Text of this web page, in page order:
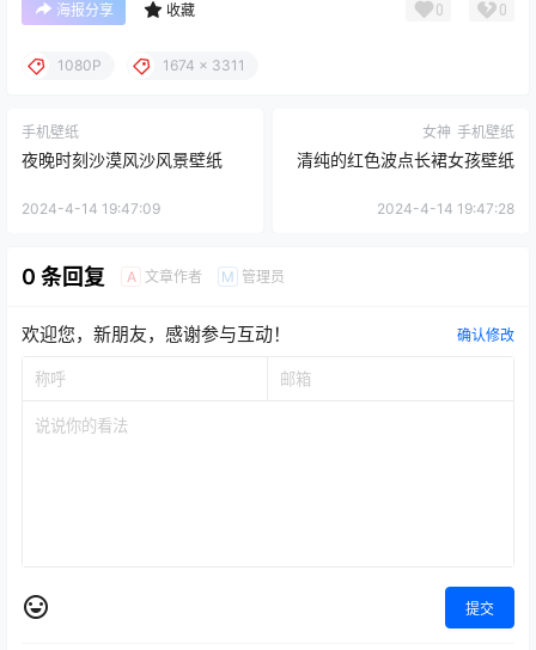
海报分享 收藏 0 0
1080P 1674 x 3311
手机壁纸
夜晚时刻沙漠风沙风景壁纸
2024-4-14 19:47:09
女神 手机壁纸
清纯的红色波点长裙女孩壁纸
2024-4-14 19:47:28
0 条回复 A 文章作者 M 管理员
欢迎您，新朋友，感谢参与互动！ 确认修改
提交